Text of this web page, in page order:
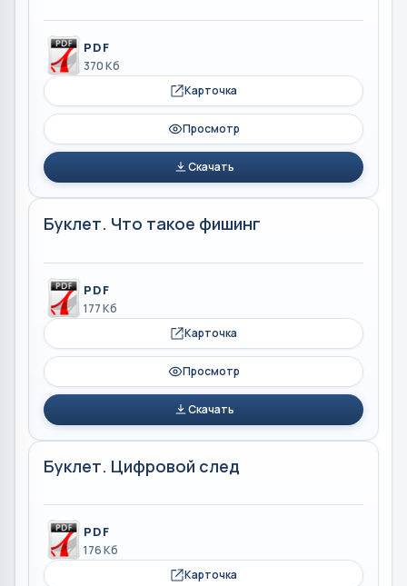
PDF
370 Кб
Карточка
Просмотр
Скачать
Буклет. Что такое фишинг
PDF
177 Кб
Карточка
Просмотр
Скачать
Буклет. Цифровой след
PDF
176 Кб
Карточка